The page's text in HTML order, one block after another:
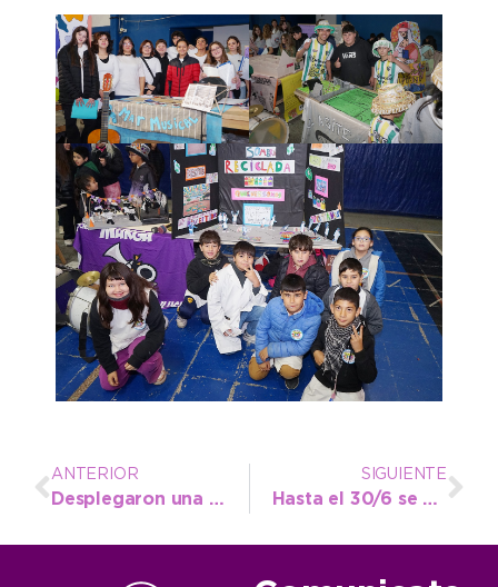
ANTERIOR
Desplegaron una intensa agenda de trabajo en calles de Necochea y Quequén
SIGUIENTE
Hasta el 30/6 se pueden presentar proyectos que promuevan la igualdad de género y el turismo sostenible